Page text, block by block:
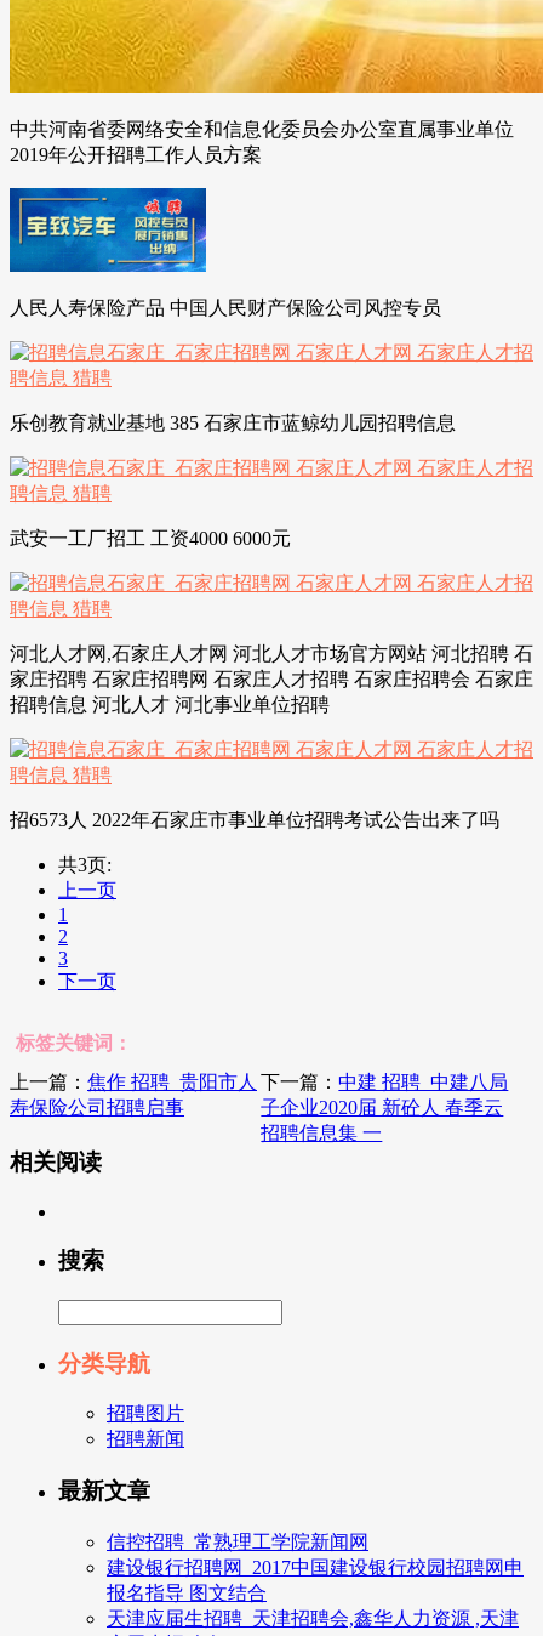
中共河南省委网络安全和信息化委员会办公室直属事业单位
2019年公开招聘工作人员方案
人民人寿保险产品 中国人民财产保险公司风控专员
乐创教育就业基地 385 石家庄市蓝鲸幼儿园招聘信息
武安一工厂招工 工资4000 6000元
河北人才网,石家庄人才网 河北人才市场官方网站 河北招聘 石
家庄招聘 石家庄招聘网 石家庄人才招聘 石家庄招聘会 石家庄
招聘信息 河北人才 河北事业单位招聘
招6573人 2022年石家庄市事业单位招聘考试公告出来了吗
共3页:
上一页
1
2
3
下一页
标签关键词：
上一篇： 焦作 招聘_贵阳市人
寿保险公司招聘启事
下一篇：中建 招聘_中建八局
子企业2020届 新砼人 春季云
招聘信息集 一
相关阅读
搜索
分类导航
招聘图片
招聘新闻
最新文章
信控招聘_常熟理工学院新闻网
建设银行招聘网_2017中国建设银行校园招聘网申
报名指导 图文结合
天津应届生招聘_天津招聘会,鑫华人力资源 ,天津